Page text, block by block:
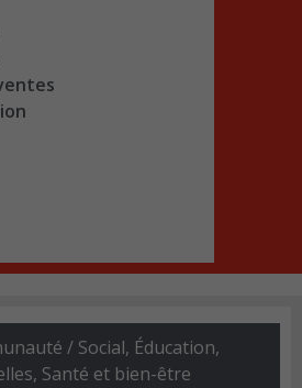
/ Social, Éducation,
, Santé et bien-être